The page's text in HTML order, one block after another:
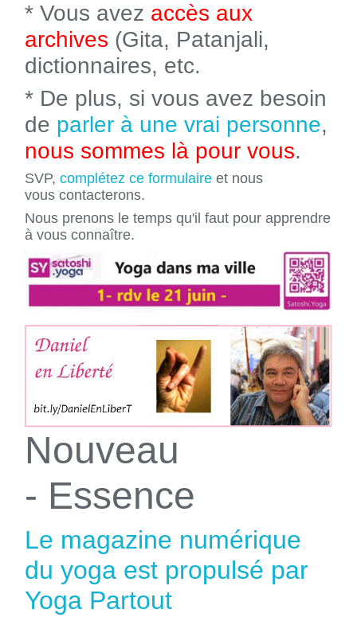
* Vous avez accès aux
archives (Gita, Patanjali,
dictionnaires, etc.
* De plus, si vous avez besoin
de parler à une vrai personne,
nous sommes là pour vous.
SVP, complétez ce formulaire et nous
vous contacterons.
Nous prenons le temps qu'il faut pour apprendre
à vous connaître.
Nouveau
- Essence
Le magazine numérique
du yoga est propulsé par
Yoga Partout